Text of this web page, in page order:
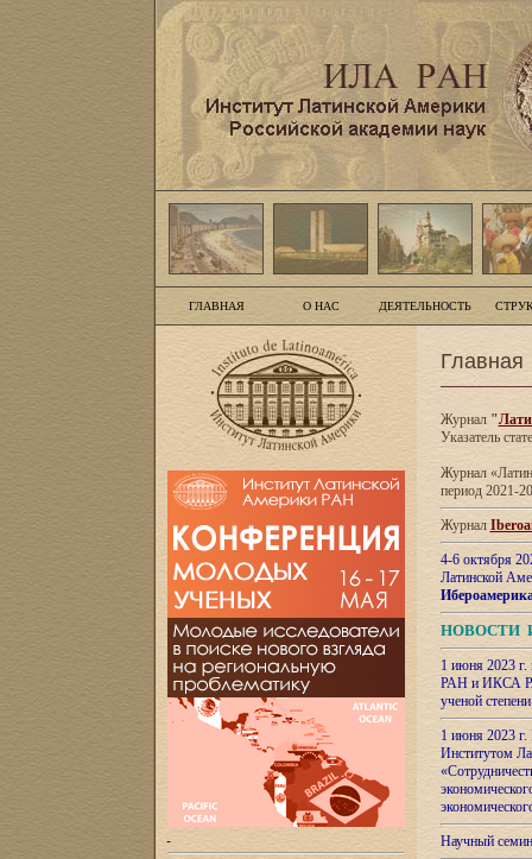
ГЛАВНАЯ О НАС ДЕЯТЕЛЬНОСТЬ
Главная
Журнал"
Указатель
Журнал
период 2021-
Журнал
4-6 октября
Латинской
НОВОСТИ
1 июня 2023
РАН и ИКСА
ученой
1 июня 2023
Институтом
Научный